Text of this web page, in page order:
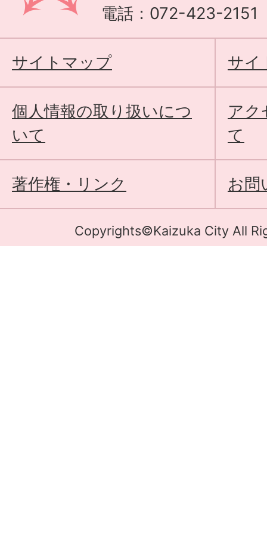
電話：072-423-2151
サイトマップ サイ
個人情報の取り扱いにつ
いて
アク
て
著作権・リンク お問
Copyrights©Kaizuka City All